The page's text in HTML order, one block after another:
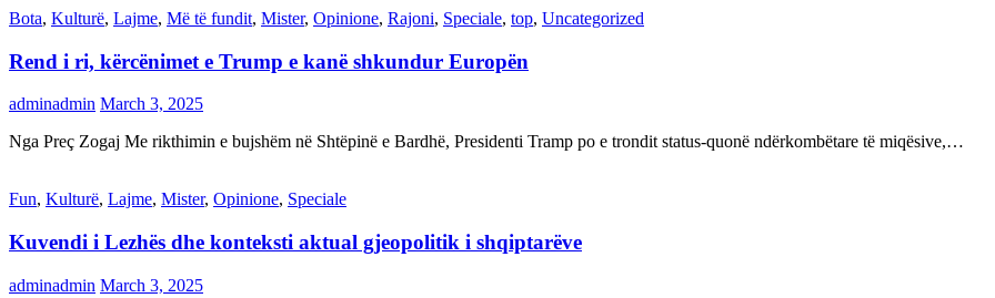
Bota, Kulturë, Lajme, Më të fundit, Mister, Opinione, Rajoni, Speciale, top, Uncategorized
Rend i ri, kërcënimet e Trump e kanë shkundur Europën
adminadmin March 3, 2025
Nga Preç Zogaj Me rikthimin e bujshëm në Shtëpinë e Bardhë, Presidenti Tramp po e trondit status-quonë ndërkombëtare të miqësive,…
Fun, Kulturë, Lajme, Mister, Opinione, Speciale
Kuvendi i Lezhës dhe konteksti aktual gjeopolitik i shqiptarëve
adminadmin March 3, 2025